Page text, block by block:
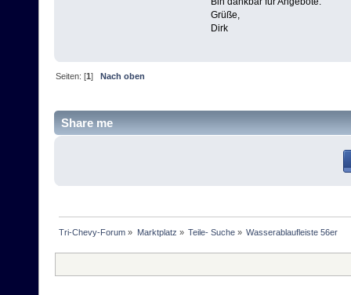
Grüße,
Dirk
Seiten: [1]Nach oben
Share me
Tri-Chevy-Forum » Marktplatz » Teile- Suche» Wasserablaufleiste 56er